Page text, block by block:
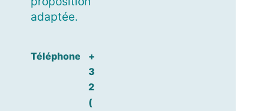
adaptée.
Téléphone
+
3
2
(